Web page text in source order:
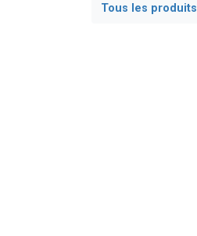
Tous les produits